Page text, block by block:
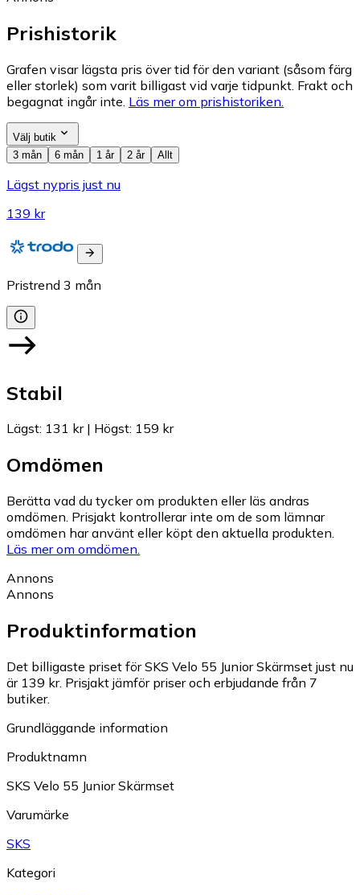
Prishistorik
Grafen visar lägsta pris över tid för den variant (såsom färg
eller storlek) som varit billigast vid varje tidpunkt. Frakt och
begagnat ingår inte. Läs mer om prishistoriken.
Välj butik
3 mån
6 mån 1 år 2 år Allt
Lägst nypris just nu
139 kr
Pristrend 3 mån
Stabil
Lägst: 131 kr| Högst: 159 kr
Omdömen
Berätta vad du tycker om produkten eller läs andras
omdömen. Prisjakt kontrollerar inte om de som lämnar
omdömen har använt eller köpt den aktuella produkten.
Läs mer om omdömen.
Annons
Annons
Produktinformation
Det billigaste priset för SKS Velo 55 Junior Skärmset just nu
är 139 kr. Prisjakt jämför priser och erbjudande från 7
butiker.
Grundläggande information
Produktnamn
SKS Velo 55 Junior Skärmset
Varumärke
SKS
Kategori